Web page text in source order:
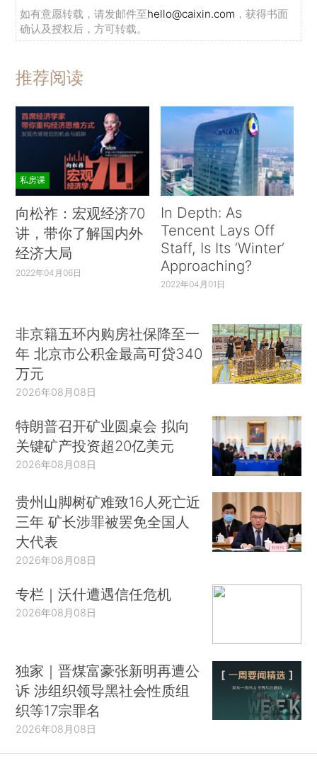
如有意愿转载，请发邮件至hello@caixin.com ，获得书面
确认及授权后，方可转载。
推荐阅读
私房课
向松祚：宏观经济70
讲，带你了解国内外
经济大局
2022年04月06日
In Depth: As
Tencent Lays Off
Staff, Is Its ‘Winter’
Approaching?
2022年04月01日
非京籍五环内购房社保降至一
年 北京市公积金最高可贷340
万元
2026年08月08日
特朗普召开矿业圆桌会 拟向
关键矿产投资超20亿美元
2026年08月08日
贵州山脚树矿难致16人死亡近
三年 矿长涉罪被罢免全国人
大代表
2026年08月08日
专栏｜沃什遭遇信任危机
2026年08月08日
独家｜晋煤富豪张新明再遭公
诉 涉组织领导黑社会性质组
织等17宗罪名
2026年08月08日